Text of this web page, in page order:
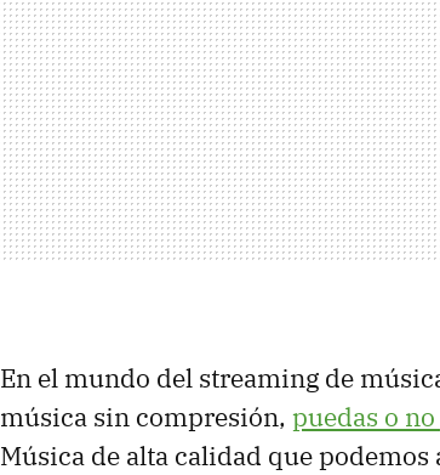
En el mundo del streaming de
música sin compresión, puedas o
Música de alta calidad que